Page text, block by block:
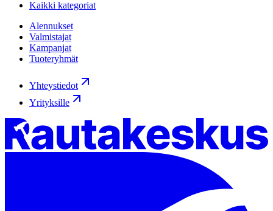
Kaikki kategoriat
Alennukset
Valmistajat
Kampanjat
Tuoteryhmät
Yhteystiedot
Yrityksille